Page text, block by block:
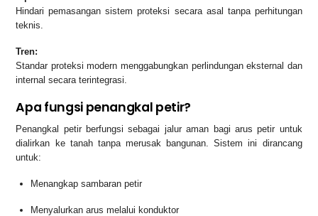
Hindari pemasangan sistem proteksi secara asal tanpa perhitungan
teknis.
Tren:
Standar proteksi modern menggabungkan perlindungan eksternal dan
internal secara terintegrasi.
Apa fungsi penangkal petir?
Penangkal petir berfungsi sebagai jalur aman bagi arus petir untuk
dialirkan ke tanah tanpa merusak bangunan. Sistem ini dirancang
untuk:
Menangkap sambaran petir
Menyalurkan arus melalui konduktor